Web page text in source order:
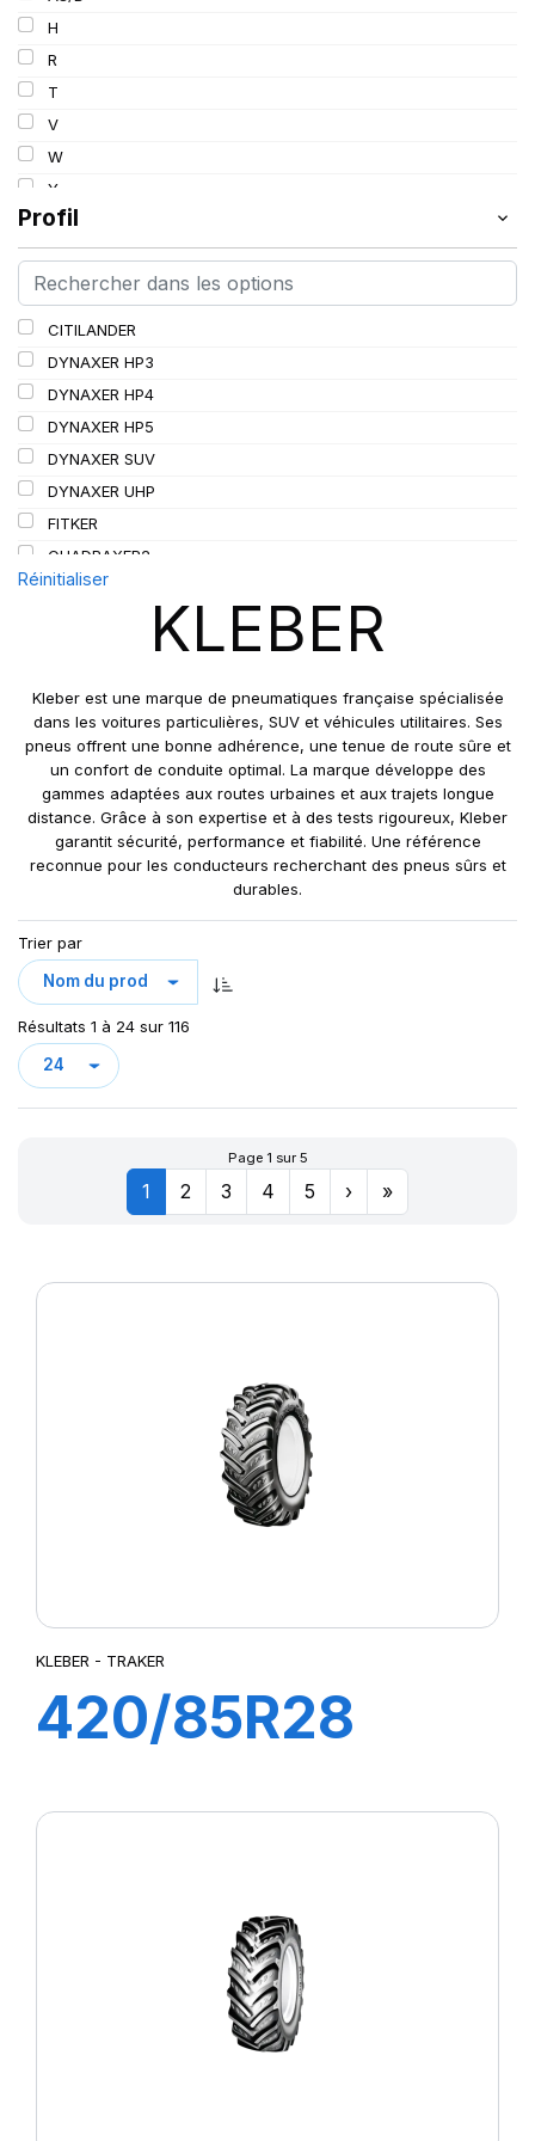
109/106
110/108
112A8/109B
114/111
115/113
116/113
116/114
127/127
144/141
H
R
T
V
W
Y
Profil
CITILANDER
DYNAXER HP3
DYNAXER HP4
DYNAXER HP5
DYNAXER SUV
DYNAXER UHP
FITKER
QUADRAXER2
SUP 8L
XL DYNAXER UHP
Réinitialiser
KLEBER
Kleber est une marque de pneumatiques française spécialisée
dans les voitures particulières, SUV et véhicules utilitaires. Ses
pneus offrent une bonne adhérence, une tenue de route sûre et
un confort de conduite optimal. La marque développe des
gammes adaptées aux routes urbaines et aux trajets longue
distance. Grâce à son expertise et à des tests rigoureux, Kleber
garantit sécurité, performance et fiabilité. Une référence
reconnue pour les conducteurs recherchant des pneus sûrs et
durables.
Trier par
Résultats 1 à 24 sur 116
Page 1 sur 5
1 2 3 4 5 › »
KLEBER - TRAKER
420/85R28